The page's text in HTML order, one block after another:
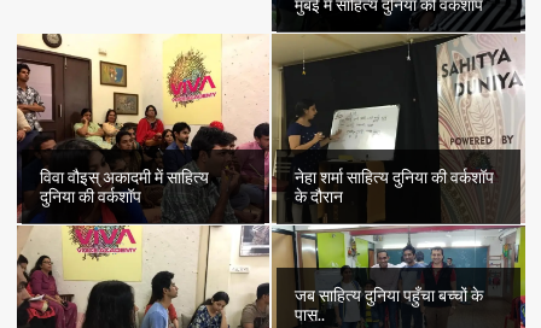
मुंबई में साहित्य दुनिया की वर्कशॉप
विवा वौइस् अकादमी में साहित्य
दुनिया की वर्कशॉप
नेहा शर्मा साहित्य दुनिया की वर्कशॉप
के दौरान
जब साहित्य दुनिया पहुँचा बच्चों के
पास..